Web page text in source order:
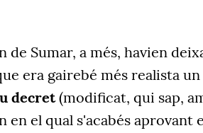
de Sumar, a més, havien
era gairebé més realista
decret(modificat, qui sap,
en el qual s'acabés aprovant